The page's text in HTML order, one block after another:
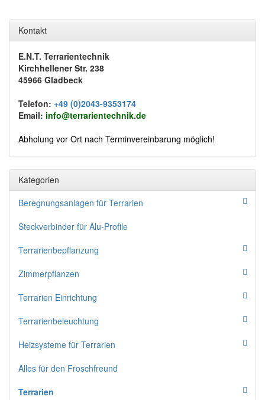
Kontakt
E.N.T. Terrarientechnik
Kirchhellener Str. 238
45966 Gladbeck
Telefon: +49 (0)2043-9353174
Email: info@terrarientechnik.de
Abholung vor Ort nach Terminvereinbarung möglich!
Kategorien
Beregnungsanlagen für Terrarien
Steckverbinder für Alu-Profile
Terrarienbepflanzung
Zimmerpflanzen
Terrarien Einrichtung
Terrarienbeleuchtung
Heizsysteme für Terrarien
Alles für den Froschfreund
Terrarien